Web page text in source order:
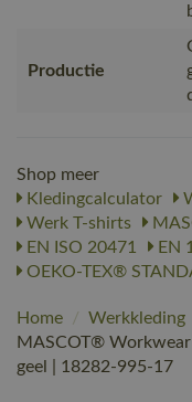
Productie
Shop meer
Kledingcalculator
Werk T-shirts
EN ISO 20471
EN
OEKO-TEX®
Home / Werkkleding
MASCOT® Workwear
geel | 18282-995-17